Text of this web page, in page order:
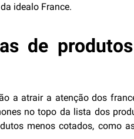
idealo France.
de
a atrair a atenção dos
no topo da lista dos
menos cotados, como